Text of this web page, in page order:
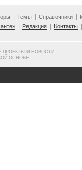
Темы Справочники
Редакция Контакты
ПРОЕКТЫ И НОВОСТИ
ОСНОВЕ